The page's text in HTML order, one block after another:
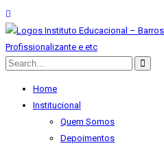
Home
Institucional
Quem Somos
Depoimentos